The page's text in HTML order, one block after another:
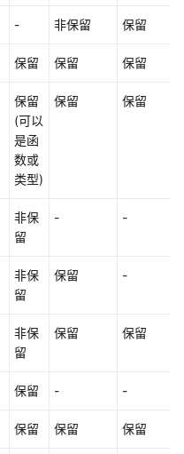
- 非保留 保留
保留 保留 保留
保留
(可以
是函
数或
类型)
保留 保留
非保
留
- -
非保
留
保留 -
非保
留
保留 保留
保留 - -
保留 保留 保留